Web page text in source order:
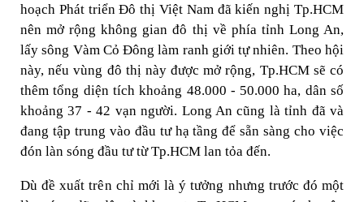
hoạch Phát triển Đô thị Việt Nam đã kiến nghị Tp.HCM
nên mở rộng không gian đô thị về phía tỉnh Long An,
lấy sông Vàm Cỏ Đông làm ranh giới tự nhiên. Theo hội
này, nếu vùng đô thị này được mở rộng, Tp.HCM sẽ có
thêm tổng diện tích khoảng 48.000 - 50.000 ha, dân số
khoảng 37 - 42 vạn người. Long An cũng là tỉnh đã và
đang tập trung vào đầu tư hạ tầng để sẵn sàng cho việc
đón làn sóng đầu tư từ Tp.HCM lan tỏa đến.
Dù đề xuất trên chỉ mới là ý tưởng nhưng trước đó một